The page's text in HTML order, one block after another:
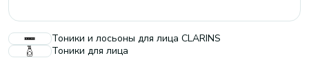
Тоники и лосьоны для лица CLARINS
Тоники для лица